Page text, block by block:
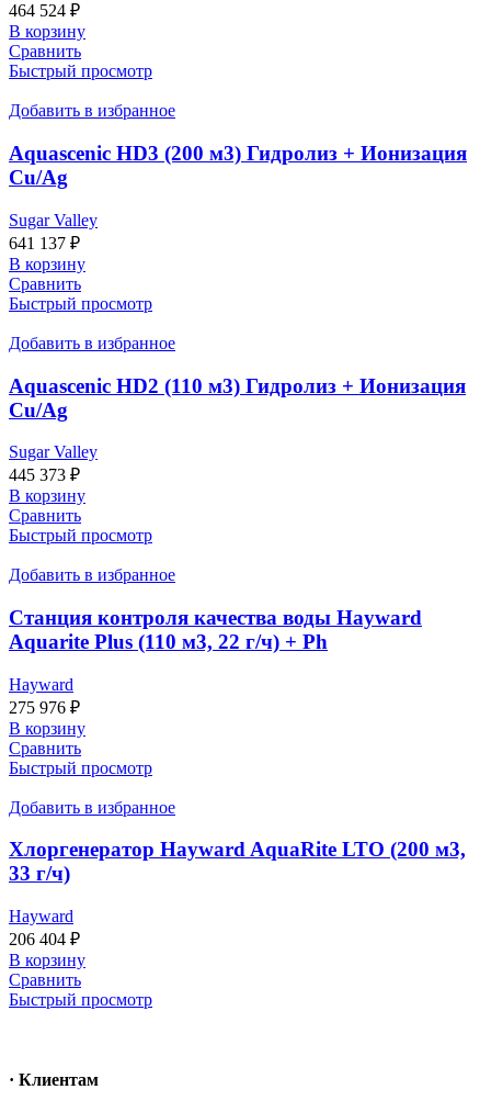
464 524 ₽
В корзину
Сравнить
Быстрый просмотр
Добавить в избранное
Aquascenic HD3 (200 м3) Гидролиз + Ионизация
Cu/Ag
Sugar Valley
641 137 ₽
В корзину
Сравнить
Быстрый просмотр
Добавить в избранное
Aquascenic HD2 (110 м3) Гидролиз + Ионизация
Cu/Ag
Sugar Valley
445 373 ₽
В корзину
Сравнить
Быстрый просмотр
Добавить в избранное
Станция контроля качества воды Hayward
Aquarite Plus (110 м3, 22 г/ч) + Ph
Hayward
275 976 ₽
В корзину
Сравнить
Быстрый просмотр
Добавить в избранное
Хлоргенератор Hayward AquaRite LTO (200 м3,
33 г/ч)
Hayward
206 404 ₽
В корзину
Сравнить
Быстрый просмотр
· Клиентам